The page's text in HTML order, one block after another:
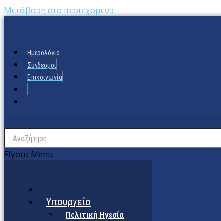
Μετάβαση στο περιεχόμενο
Ημερολόγιο
Σύνδεσμοι
Επικοινωνία
Flyout Menu
Υπουργείο
Πολιτική Ηγεσία